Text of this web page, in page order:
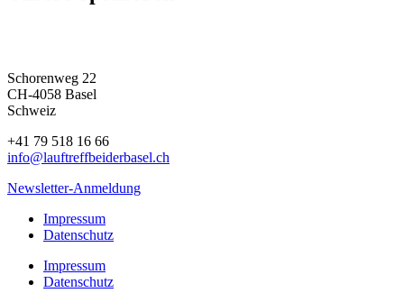
Schorenweg 22
CH-4058 Basel
Schweiz
+41 79 518 16 66
info@lauftreffbeiderbasel.ch
Newsletter-Anmeldung
Impressum
Datenschutz
Impressum
Datenschutz